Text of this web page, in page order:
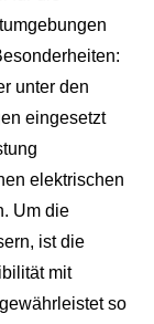
unter den
eingesetzt
elektrischen
Um die
ist die
mit
so